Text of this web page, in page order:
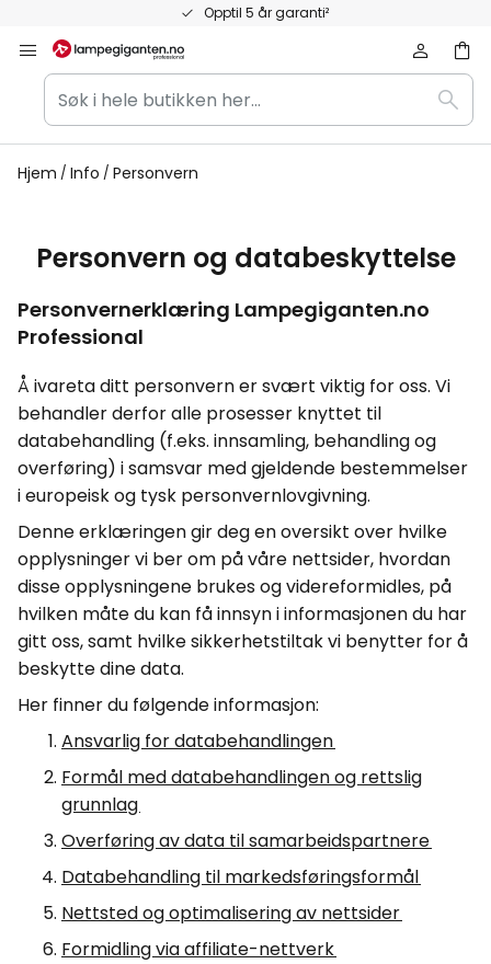
Opptil 5 år garanti²
til
innhold
Søk
i
hele
butikken
Søk
Hjem Info Personvern
Personvern og databeskyttelse
Personvernerklæring Lampegiganten.no
Professional
Å ivareta ditt personvern er svært viktig for oss. Vi
behandler derfor alle prosesser knyttet til
databehandling (f.eks. innsamling, behandling og
overføring) i samsvar med gjeldende bestemmelser
i europeisk og tysk personvernlovgivning.
Denne erklæringen gir deg en oversikt over hvilke
opplysninger vi ber om på våre nettsider, hvordan
disse opplysningene brukes og videreformidles, på
hvilken måte du kan få innsyn i informasjonen du har
gitt oss, samt hvilke sikkerhetstiltak vi benytter for å
beskytte dine data.
Her finner du følgende informasjon:
Ansvarlig for databehandlingen
Formål med databehandlingen og rettslig
grunnlag
Overføring av data til samarbeidspartnere
Databehandling til markedsføringsformål
Nettsted og optimalisering av nettsider
Formidling via affiliate-nettverk